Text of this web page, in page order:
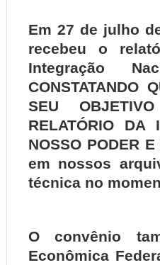
Em 27 de julho
recebeu o
Integração
CONSTATANDO
SEU
RELATÓRIO DA
NOSSO PODER
em nossos
técnica no
O convênio
Econômica